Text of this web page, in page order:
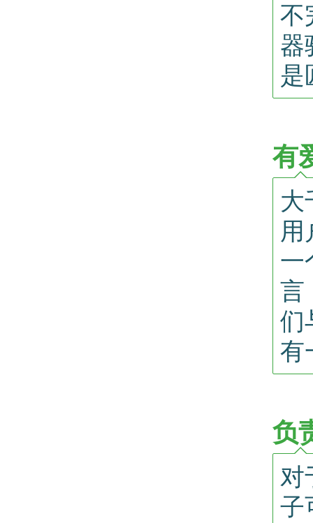
不
器
是
有
大
用
一
言
们
有
负
对
子